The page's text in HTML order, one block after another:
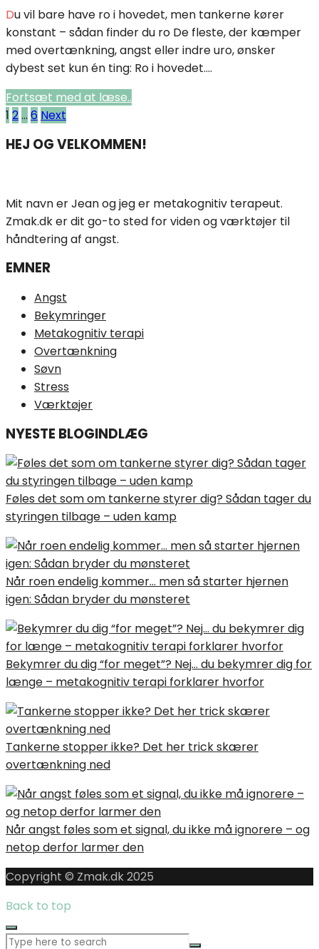
Du vil bare have ro i hovedet, men tankerne kører
konstant – sådan finder du ro De fleste, der kæmper
med overtænkning, angst eller indre uro, ønsker
dybest set kun én ting: Ro i hovedet....
Fortsæt med at læse..
Indlægsinddeling
1 2… 6 Next
HEJ OG VELKOMMEN!
Mit navn er Jean og jeg er metakognitiv terapeut.
Zmak.dk er dit go-to sted for viden og værktøjer til
håndtering af angst.
EMNER
Angst
Bekymringer
Metakognitiv terapi
Overtænkning
Søvn
Stress
Værktøjer
NYESTE BLOGINDLÆG
Føles det som om tankerne styrer dig? Sådan tager du
styringen tilbage – uden kamp
Når roen endelig kommer… men så starter hjernen
igen: Sådan bryder du mønsteret
Bekymrer du dig “for meget”? Nej… du bekymrer dig for
længe – metakognitiv terapi forklarer hvorfor
Tankerne stopper ikke? Det her trick skærer
overtænkning ned
Når angst føles som et signal, du ikke må ignorere – og
netop derfor larmer den
Copyright © Zmak.dk 2025
Back to top